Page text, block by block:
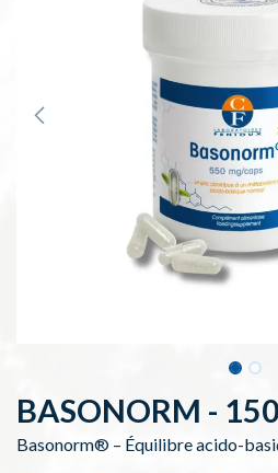
BASONORM -
Basonorm® – Équilibre acido-